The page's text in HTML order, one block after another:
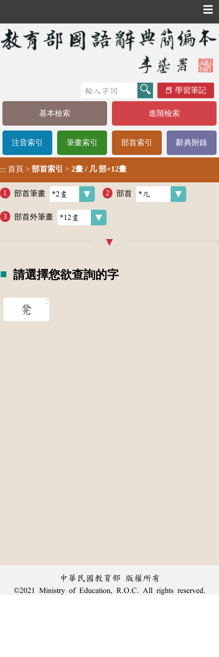
☰
學習筆記
基本檢索 進階檢索
注音索引 筆畫索引 部首索引 辭典附錄
::: 首頁 > 部首索引 > 2畫 / 几 部+12畫
部首筆畫 部首
部首外筆畫
請選擇您欲查詢的字
凳
中華民國教育部 版權所有
©2021 Ministry of Education, R.O.C. All rights reserved.